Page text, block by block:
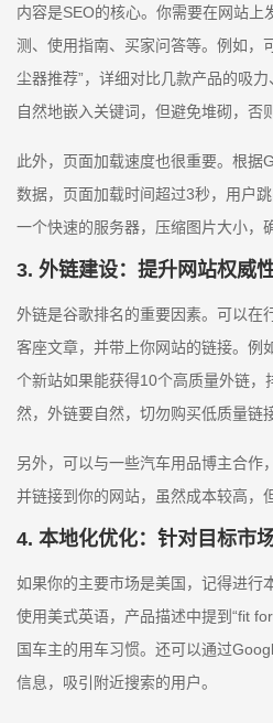
内容是SEO的核心。你需要在网站上
测、使用指南、买家问答等。例如，
尘器推荐”，详细对比几款产品的吸
自然地嵌入关键词，但避免堆砌，否
此外，页面加载速度也很重要。根据
数据，页面加载时间超过3秒，用户
一个快速的服务器，压缩图片大小，
3. 外链建设：提升网站权威
外链是谷歌排名的重要因素。可以在
客座文章，并带上你网站的链接。例
个新站如果能获得10个高质量外链，
然，外链要自然，切勿购买低质量链
另外，可以与一些汽车用品博主合作
并链接到你的网站，虽然成本较高，
4. 本地化优化：针对目标市
如果你的主要市场是美国，记得进行
使用美式英语，产品描述中提到“fit
国车主的用车习惯。还可以通过
信息，吸引附近搜索的用户。